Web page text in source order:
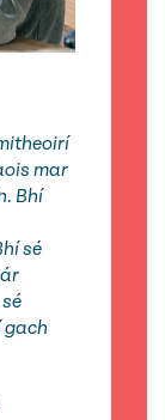
mar
Bhí
sé